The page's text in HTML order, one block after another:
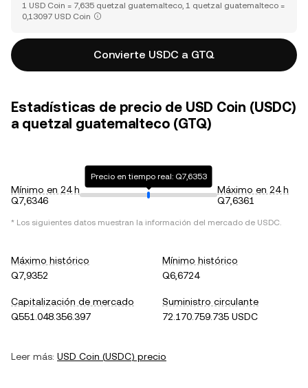
1 USD Coin = 7,635 quetzal guatemalteco, 1 quetzal guatemalteco =
0,13097 USD Coin
Convierte USDC a GTQ
Estadísticas de precio de USD Coin (USDC)
a quetzal guatemalteco (GTQ)
Mínimo en 24 h
Q7,6346
Precio en tiempo real: Q7,6353
Máximo en 24 h
Q7,6361
* Los siguientes datos muestran la información del mercado de USDC.
Máximo histórico
Q7,9352
Mínimo histórico
Q6,6724
Capitalización de mercado
Q551.048.356.397
Suministro circulante
72.170.759.735 USDC
Leer más: USD Coin (USDC) precio